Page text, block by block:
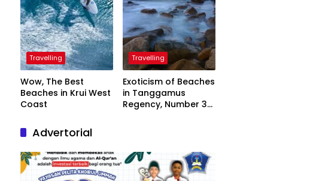
Travelling
Wow, The Best
Beaches in Krui West
Coast
Travelling
Exoticism of Beaches
in Tanggamus
Regency, Number 3
Advertorial